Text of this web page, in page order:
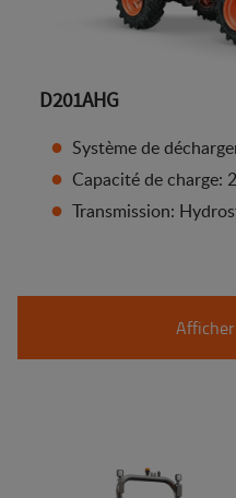
D201AHG
Système de
Capacité de charge:
Transmission: